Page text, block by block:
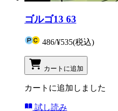
ゴルゴ13 63
486/¥535(税込)
カートに追加
カートに追加しました
試し読み